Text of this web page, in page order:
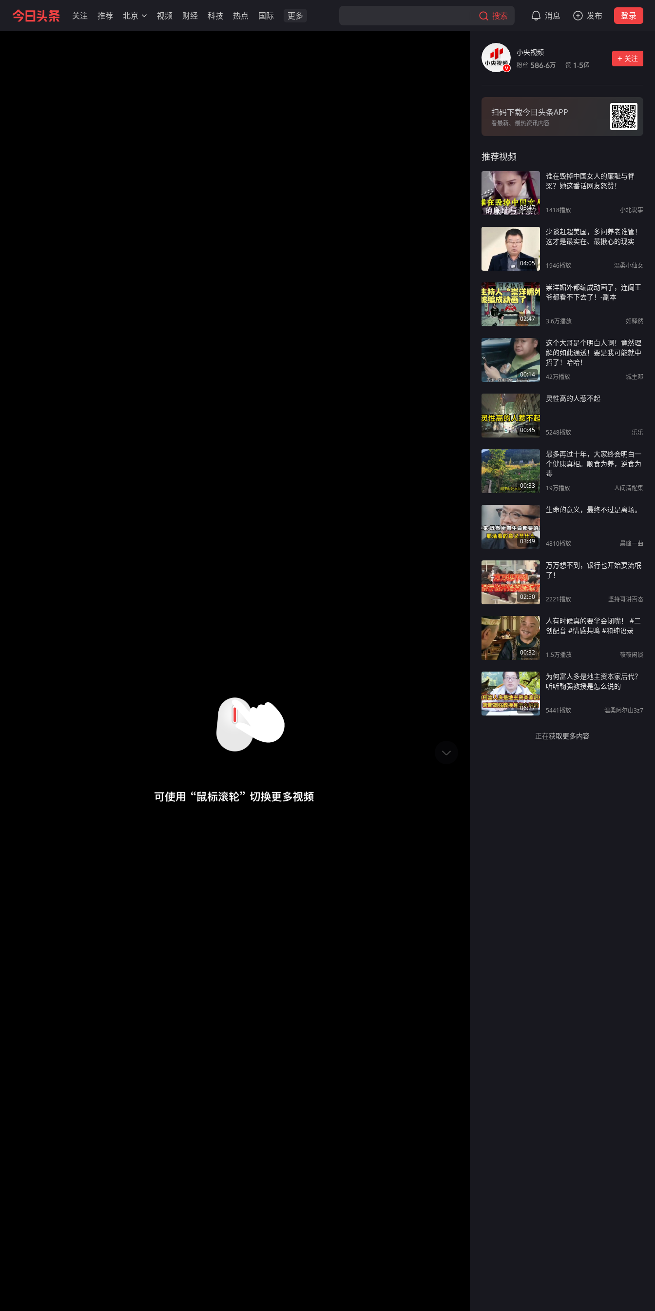
关注 推荐 北京 视频 财经 科技 热点 国际 更多 搜索 消息 发布 登录
小央视频
粉丝 586.6万 赞 1.5亿
关注
扫码下载今日头条APP
看最新、最热资讯内容
推荐视频
03:47
谁在毁掉中国女人的廉耻与脊
梁？她这番话网友怒赞！
1418播放 小北说事
04:05
少谈赶超美国，多问养老谁管！
这才是最实在、最揪心的现实
1946播放 温柔小仙女
02:47
崇洋媚外都编成动画了，连阎王
爷都看不下去了！-副本
3.6万播放 如释然
00:14
这个大哥是个明白人啊！竟然理
解的如此通透！要是我可能就中
招了！哈哈！
42万播放 城主邓
00:45
灵性高的人惹不起
5248播放 乐乐
00:33
最多再过十年，大家终会明白一
个健康真相。顺食为养，逆食为
毒
19万播放 人间清醒集
03:49
生命的意义，最终不过是离场。
4810播放 晨峰一曲
02:50
万万想不到，银行也开始耍流氓
了！
2221播放 坚持哥讲百态
00:32
人有时候真的要学会闭嘴！ #二
创配音 #情感共鸣 #和珅语录
1.5万播放 筱筱闲谈
06:27
为何富人多是地主资本家后代？
听听鞠强教授是怎么说的
5441播放 温柔阿尔山3z7
正在获取更多内容